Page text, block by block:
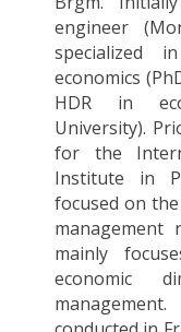
engineer
specialized
economics
HDR in
University).
for the
Institute in
focused on
management
mainly
economic